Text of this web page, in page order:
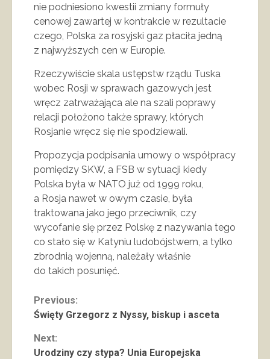
nie podniesiono kwestii zmiany formuły
cenowej zawartej w kontrakcie w rezultacie
czego, Polska za rosyjski gaz płaciła jedną
z najwyższych cen w Europie.
Rzeczywiście skala ustępstw rządu Tuska
wobec Rosji w sprawach gazowych jest
wręcz zatrważająca ale na szali poprawy
relacji położono także sprawy, których
Rosjanie wręcz się nie spodziewali.
Propozycja podpisania umowy o współpracy
pomiędzy SKW, a FSB w sytuacji kiedy
Polska była w NATO już od 1999 roku,
a Rosja nawet w owym czasie, była
traktowana jako jego przeciwnik, czy
wycofanie się przez Polskę z nazywania tego
co stało się w Katyniu ludobójstwem, a tylko
zbrodnią wojenną, należały właśnie
do takich posunięć.
Continue
Previous:
Święty Grzegorz z Nyssy, biskup i asceta
Next:
Urodziny czy stypa? Unia Europejska